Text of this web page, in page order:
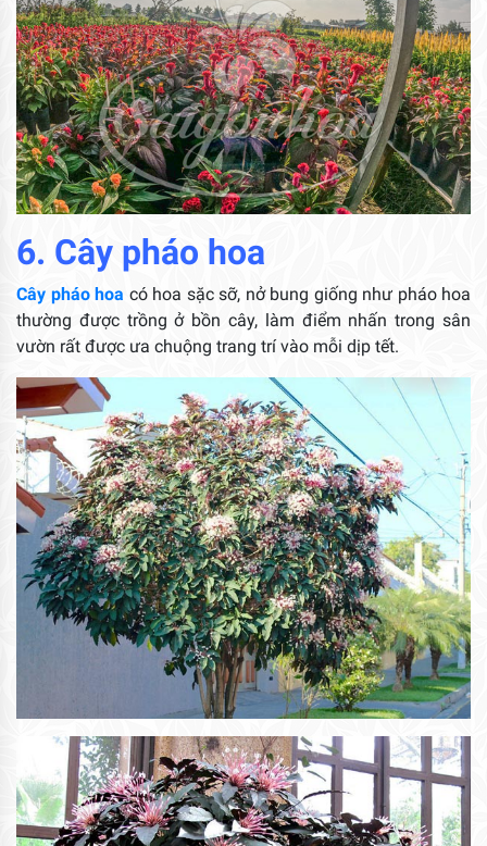
6. Cây pháo hoa
Cây pháo hoa có hoa sặc sỡ, nở bung giống như pháo hoa
thường được trồng ở bồn cây, làm điểm nhấn trong sân
vườn rất được ưa chuộng trang trí vào mỗi dịp tết.